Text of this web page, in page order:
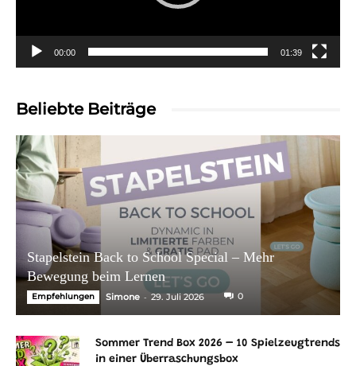
00:00 01:39
Beliebte Beiträge
Stapelstein Back to School Special – Mehr
Bewegung beim Lernen
Empfehlungen Simone - 29. Juli 2026 0
Sommer Trend Box 2026 – 10 Spielzeugtrends
in einer Überraschungsbox